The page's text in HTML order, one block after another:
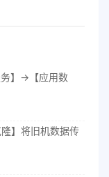
】→【应用数
】将旧机数据传